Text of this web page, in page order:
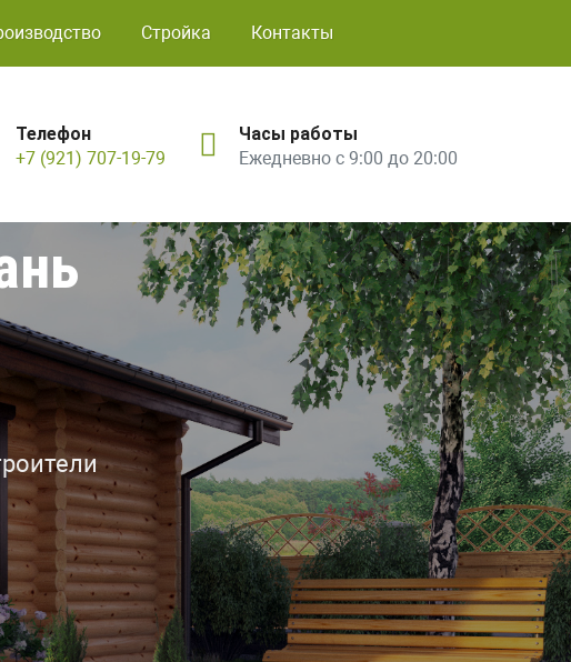
Стройка Контакты
Телефон
+7 (921) 707-19-79
Часы работы
Ежедневно с 9:00 до 20:00